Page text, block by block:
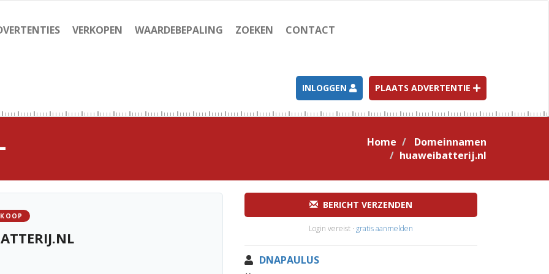
VERKOPEN WAARDEBEPALING ZOEKEN CONTACT
INLOGGEN PLAATS ADVERTENTIE
Home
Domeinnamen
huaweibatterij.nl
BERICHT VERZENDEN
Login vereist · gratis aanmelden
DNAPAULUS